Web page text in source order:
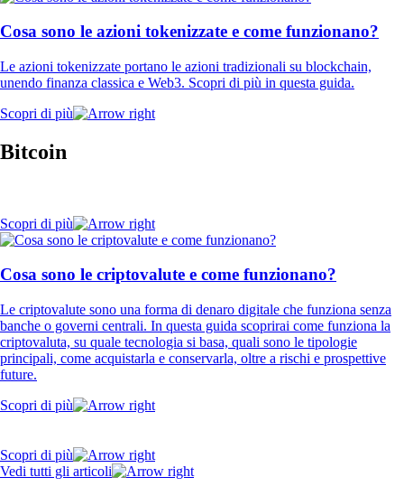
Cosa sono le azioni tokenizzate e come funzionano?
Le azioni tokenizzate portano le azioni tradizionali su blockchain,
unendo finanza classica e Web3. Scopri di più in questa guida.
Scopri di più
Bitcoin
Scopri di più
Cosa sono le criptovalute e come funzionano?
Le criptovalute sono una forma di denaro digitale che funziona senza
banche o governi centrali. In questa guida scoprirai come funziona la
criptovaluta, su quale tecnologia si basa, quali sono le tipologie
principali, come acquistarla e conservarla, oltre a rischi e prospettive
future.
Scopri di più
Scopri di più
Vedi tutti gli articoli